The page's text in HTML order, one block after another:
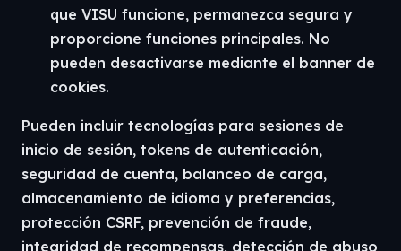
que VISU funcione, permanezca segura y
proporcione funciones principales. No
pueden desactivarse mediante el banner de
cookies.
Pueden incluir tecnologías para sesiones de
inicio de sesión, tokens de autenticación,
seguridad de cuenta, balanceo de carga,
almacenamiento de idioma y preferencias,
protección CSRF, prevención de fraude,
integridad de recompensas, detección de abuso